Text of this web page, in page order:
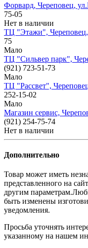
Форвард, Череповец,
75-05
Нет в наличии
ТЦ "Этажи", Череповец,
75
Мало
ТЦ "Сильвер парк",
(921) 723-51-73
Мало
ТЦ "Рассвет",
252-15-02
Мало
Магазин сервис,
(921) 254-75-74
Нет в наличии
Дополнительно
Товар может иметь
представленного на
другим
быть изменены
уведомления.
Просьба уточнять
указанному на нашем